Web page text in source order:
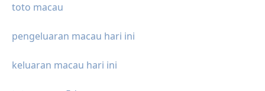
toto macau
pengeluaran macau hari ini
keluaran macau hari ini